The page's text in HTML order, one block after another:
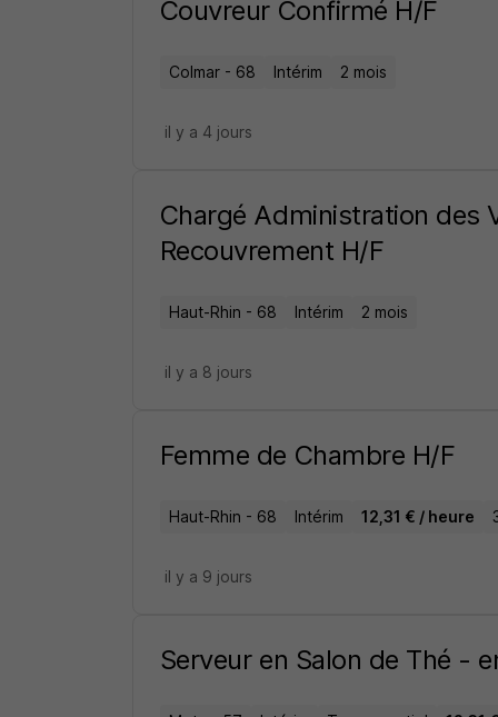
Couvreur Confirmé H/F
Colmar - 68 Intérim 2 mois
il y a 4 jours
Chargé Administration des
Recouvrement H/F
Haut-Rhin - 68 Intérim 2 mois
il y a 8 jours
Femme de Chambre H/F
Haut-Rhin - 68 Intérim 12,31 € / heure
il y a 9 jours
Serveur en Salon de Thé -